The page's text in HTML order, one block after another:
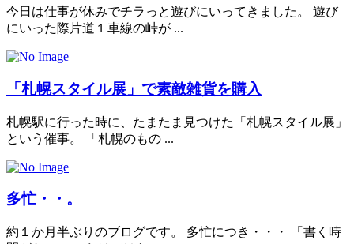
今日は仕事が休みでチラっと遊びにいってきました。 遊び
にいった際片道１車線の峠が ...
「札幌スタイル展」で素敵雑貨を購入
札幌駅に行った時に、たまたま見つけた「札幌スタイル展」
という催事。 「札幌のもの ...
多忙・・。
約１か月半ぶりのブログです。 多忙につき・・・ 「書く時